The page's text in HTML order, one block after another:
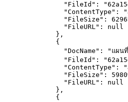
"FileId" : "
"ContentType" : "
"FileSize" :
"FileURL" : null
},
{
"DocName" : " แผน
"FileId" : "
"ContentType" : "
"FileSize" :
"FileURL" : null
},
{